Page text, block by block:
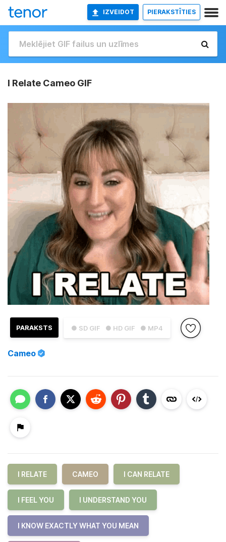
IZVEIDOT PIERAKSTĪTIES
I Relate Cameo GIF
● SD GIF ● HD GIF ● MP4
PARAKSTS
Cameo
I RELATE CAMEO I CAN RELATE
I FEEL YOU I UNDERSTAND YOU
I KNOW EXACTLY WHAT YOU MEAN